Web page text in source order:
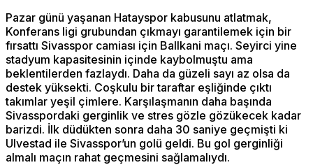
Pazar günü yaşanan Hatayspor kabusunu atlatmak,
Konferans ligi grubundan çıkmayı garantilemek için bir
fırsattı Sivasspor camiası için Ballkani maçı. Seyirci yine
stadyum kapasitesinin içinde kaybolmuştu ama
beklentilerden fazlaydı. Daha da güzeli sayı az olsa da
destek yüksekti. Coşkulu bir taraftar eşliğinde çıktı
takımlar yeşil çimlere. Karşılaşmanın daha başında
Sivasspordaki gerginlik ve stres gözle gözükecek kadar
barizdi. İlk düdükten sonra daha 30 saniye geçmişti ki
Ulvestad ile Sivasspor’un golü geldi. Bu gol gerginliği
almalı maçın rahat geçmesini sağlamalıydı.